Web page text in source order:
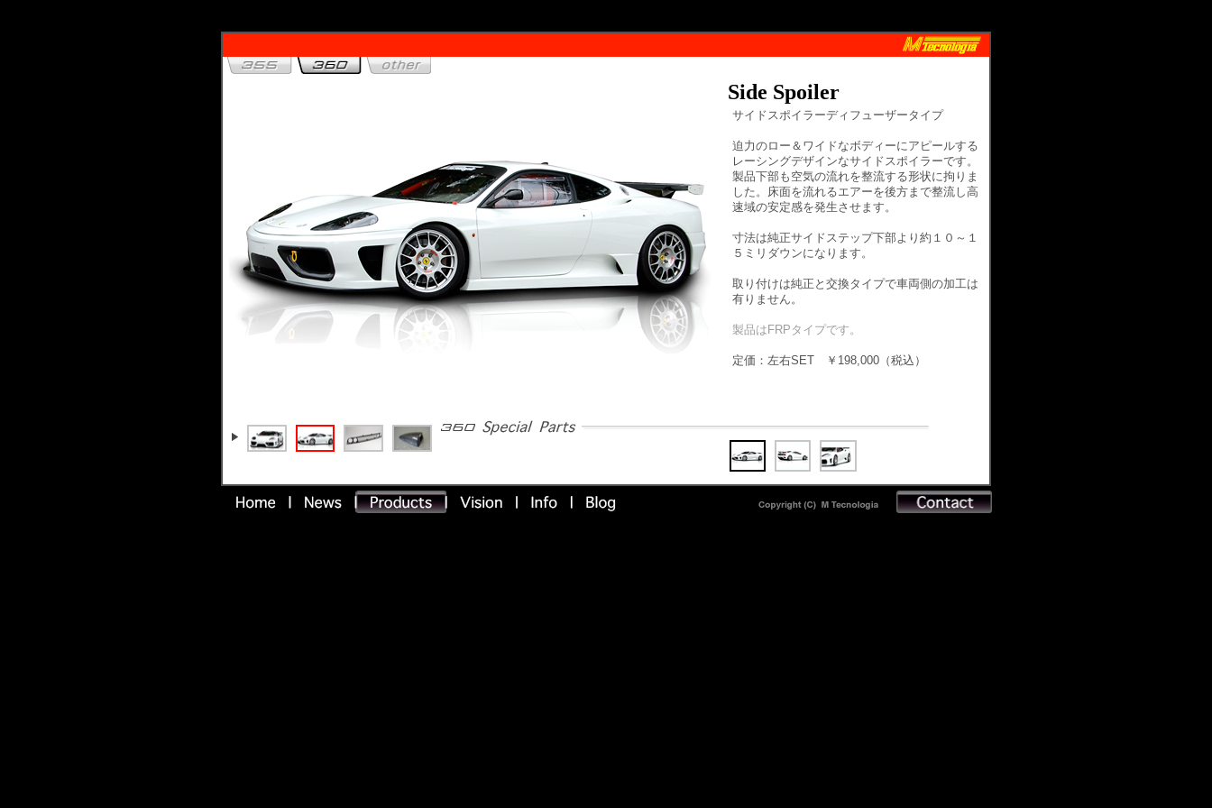
Side Spoiler
サイドスポイラーディフューザータイプ
迫力のロー＆ワイドなボディーにアピールする
レーシングデザインなサイドスポイラーです。
製品下部も空気の流れを整流する形状に拘りま
した。床面を流れるエアーを後方まで整流し高
速域の安定感を発生させます。
寸法は純正サイドステップ下部より約１０～１
５ミリダウンになります。
取り付けは純正と交換タイプで車両側の加工は
有りません。
製品はFRPタイプです。
定価：左右SET ￥198,000（税込）